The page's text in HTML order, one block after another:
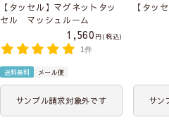
【タッセル】マグネットタッ
セル マッシュルーム
1,560
税込
1件
送料無料 メール便
サンプル請求対象外です
【タッ
サン